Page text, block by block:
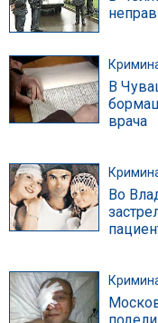
В
врача
Во